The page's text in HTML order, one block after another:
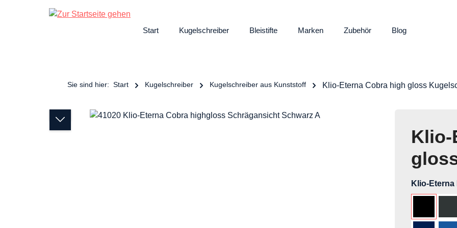
Zur Hauptnavigation springen
Start Kugelschreiber Bleistifte Marken Zubehör Blog
Sie sind hier: Start Kugelschreiber Kugelschreiber aus Kunststoff Klio-Eterna Cobra high gloss
Bildergalerie überspringen
Klio-
Klio-Eterna